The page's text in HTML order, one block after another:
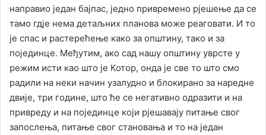
направио један бајпас, једно привремено рјешење да се
тамо гдје нема детаљних планова може реаговати. И то
је спас и растерећење како за општину, тако и за
појединце. Међутим, ако сад нашу општину уврсте у
режим исти као што је Котор, онда је све то што смо
радили на неки начин узалудно и блокирано за наредне
двије, три године, што ће се негативно одразити и на
привреду и на појединце који рјешавају питање свог
запослења, питање свог становања и то на један